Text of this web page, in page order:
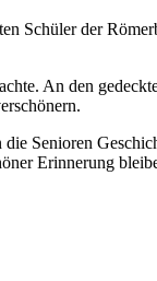
Schüler der
An den
Senioren
Erinnerung